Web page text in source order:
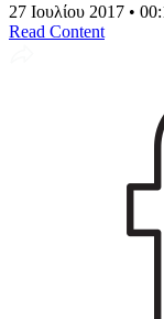
27 Ιουλίου 2017 •
Read Content